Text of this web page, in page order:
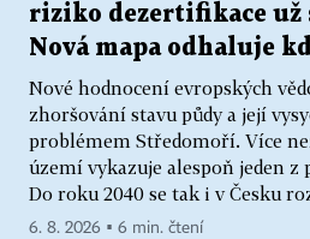
riziko dezertifikace už
Nová mapa odhaluje
Nové hodnocení evropských
zhoršování stavu půdy a její
problémem Středomoří. Více
území vykazuje alespoň jeden z
Do roku 2040 se tak i v Česku
6. 8. 2026 ▪ 6 min. čtení